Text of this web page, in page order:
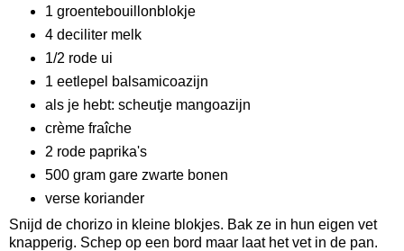
1 groentebouillonblokje
4 deciliter melk
1/2 rode ui
1 eetlepel balsamicoazijn
als je hebt: scheutje mangoazijn
crème fraîche
2 rode paprika's
500 gram gare zwarte bonen
verse koriander
Snijd de chorizo in kleine blokjes. Bak ze in hun eigen vet
knapperig. Schep op een bord maar laat het vet in de pan.